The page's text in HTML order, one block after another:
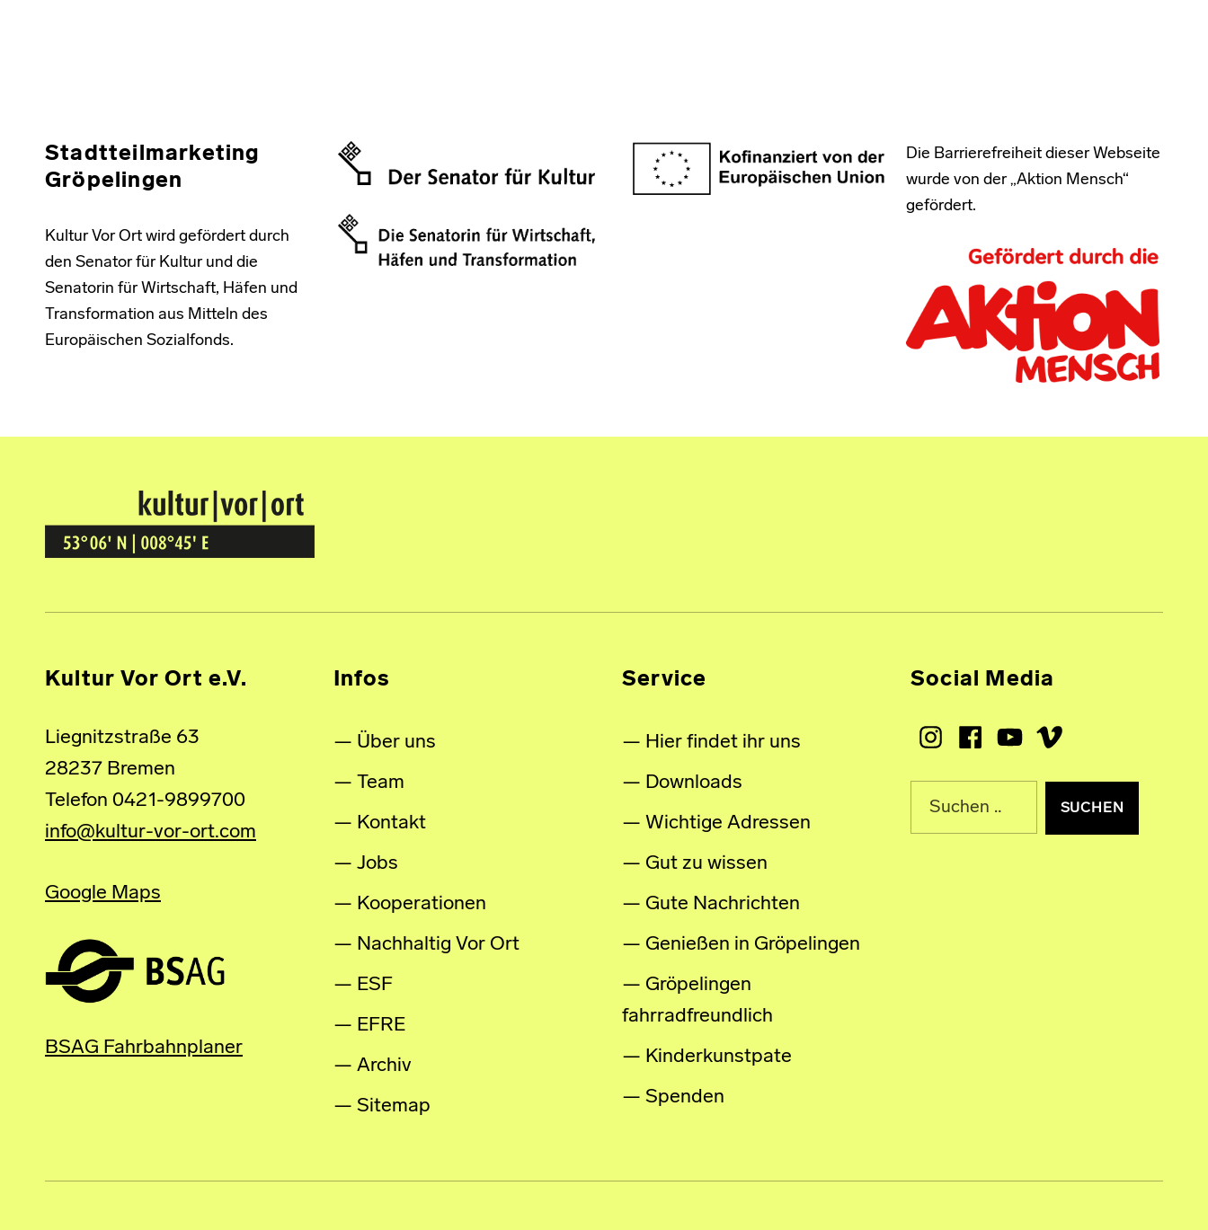
Stadtteilmarketing
Gröpelingen
Kultur Vor Ort wird gefördert durch
den Senator für Kultur und die
Senatorin für Wirtschaft, Häfen und
Transformation aus Mitteln des
Europäischen Sozialfonds.
Die Barrierefreiheit dieser Webseite
wurde von der „Aktion Mensch“
gefördert.
Kultur Vor Ort
BREMEN GRÖPELINGEN
Kultur Vor Ort e.V.
Liegnitzstraße 63
28237 Bremen
Telefon 0421-9899700
info@kultur-vor-ort.com
Google Maps
BSAG Fahrbahnplaner
Infos
Über uns
Team
Kontakt
Jobs
Kooperationen
Nachhaltig Vor Ort
ESF
EFRE
Archiv
Sitemap
Service
Hier findet ihr uns
Downloads
Wichtige Adressen
Gut zu wissen
Gute Nachrichten
Genießen in Gröpelingen
Gröpelingen
fahrradfreundlich
Kinderkunstpate
Spenden
Social Media
InstagramFacebookYoutubeVimeo
Suche nach: